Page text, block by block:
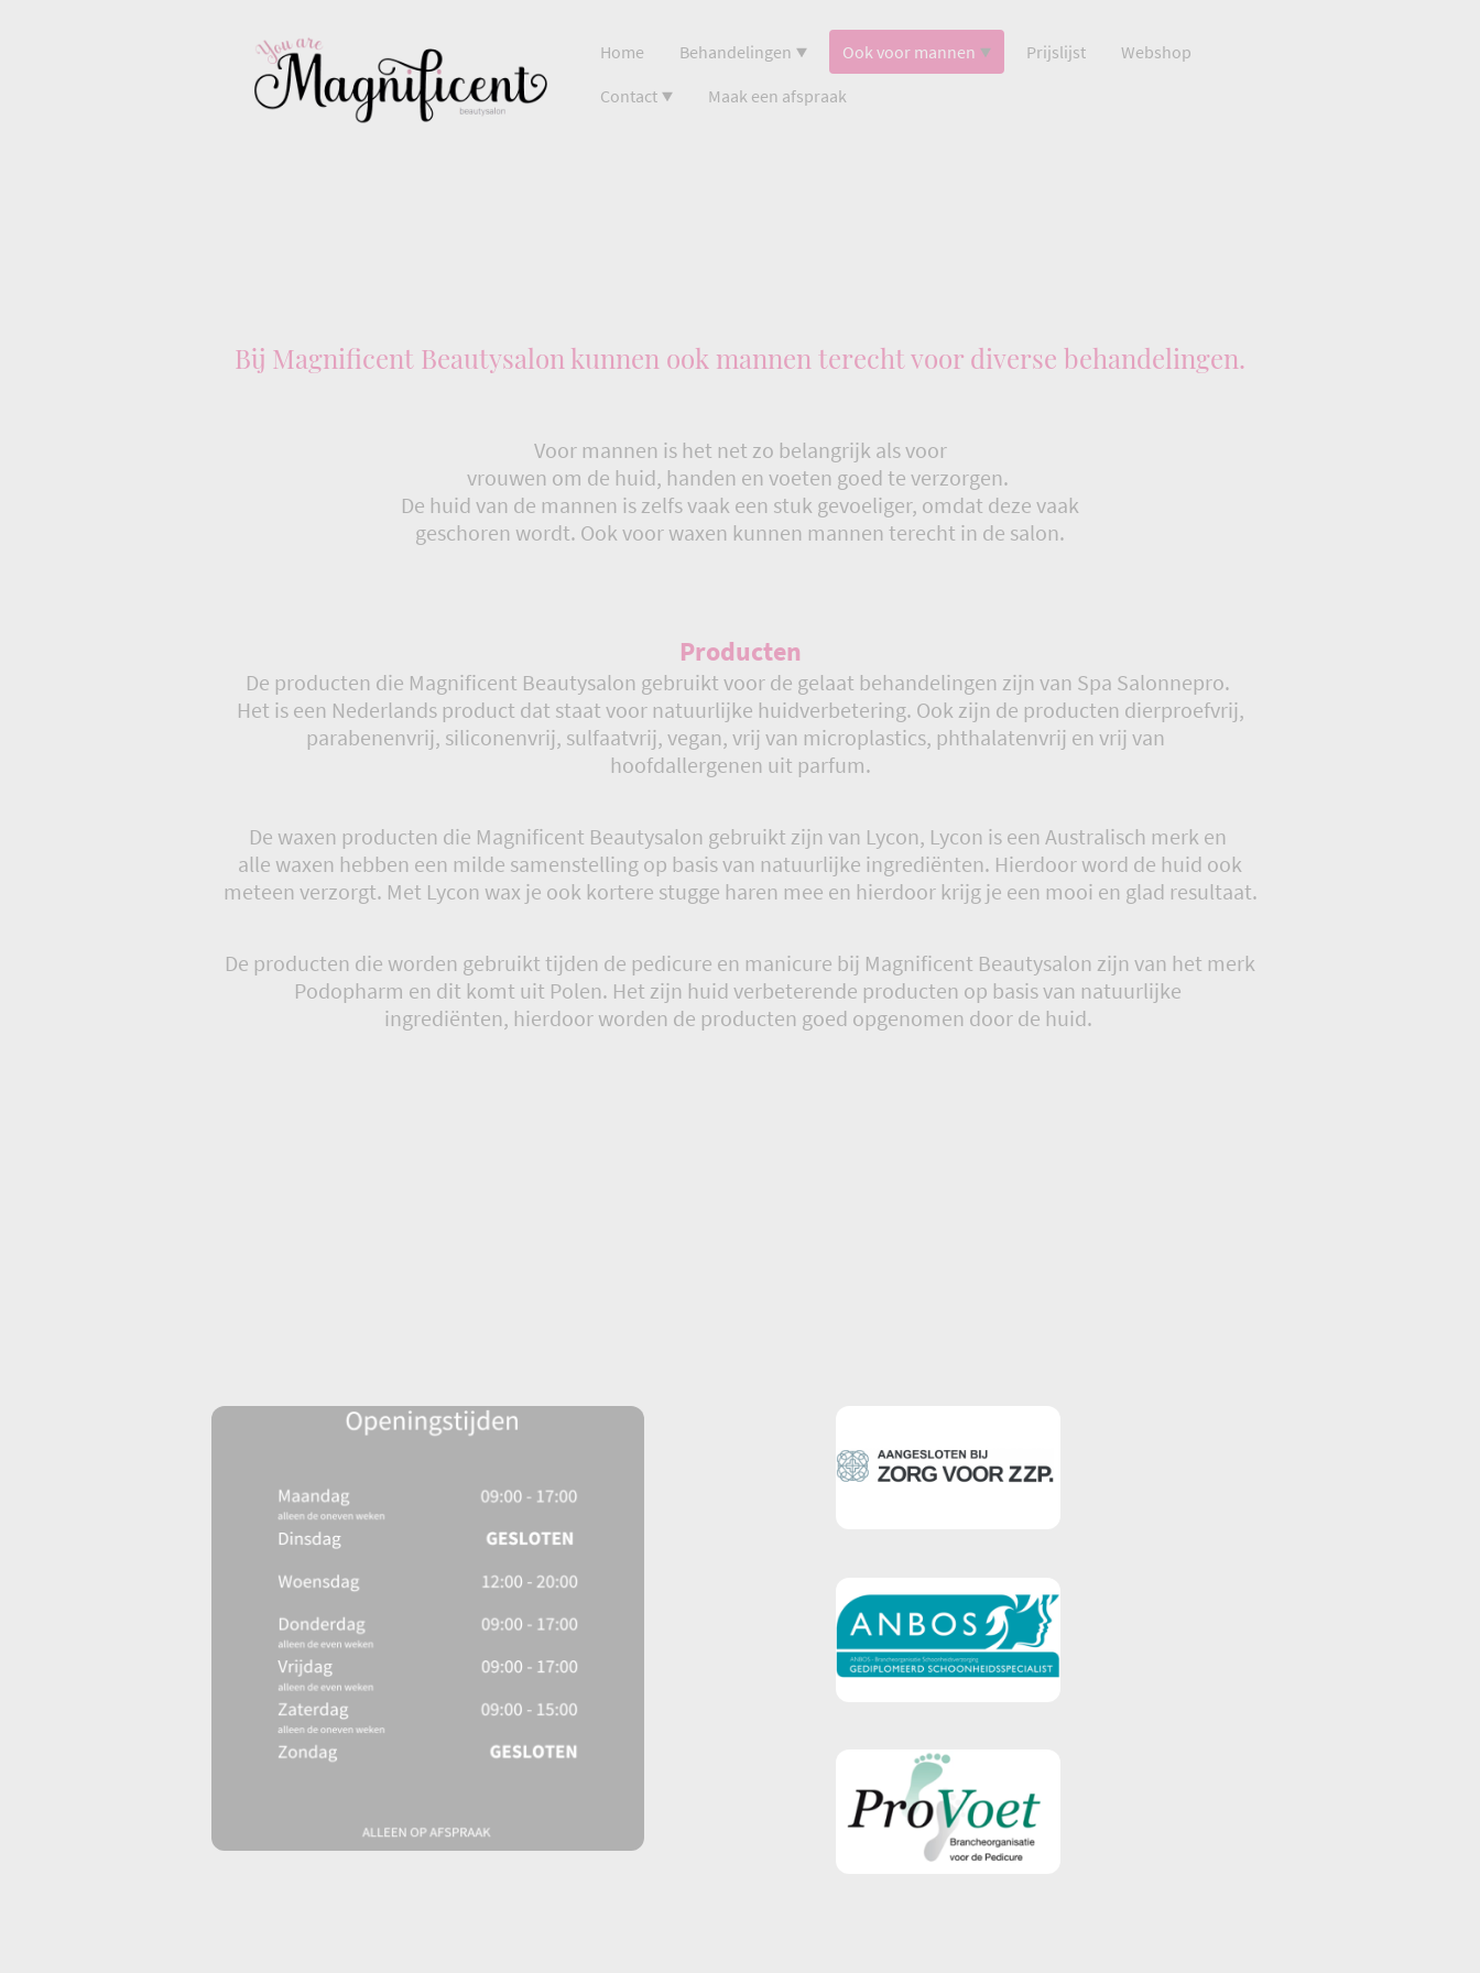
Home Behandelingen Ook voor mannen Prijslijst
Webshop
Contact
Maak een afspraak
Bij Magnificent Beautysalon kunnen ook mannen terecht voor diverse behandelingen.
Voor mannen is het net zo belangrijk als voor
vrouwen om de huid, handen en voeten goed te verzorgen.
De huid van de mannen is zelfs vaak een stuk gevoeliger, omdat deze vaak
geschoren wordt. Ook voor waxen kunnen mannen terecht in de salon.
Producten
De producten die Magnificent Beautysalon gebruikt voor de gelaat behandelingen zijn van Spa Salonnepro.
Het is een Nederlands product dat staat voor natuurlijke huidverbetering. Ook zijn de producten dierproefvrij,
parabenenvrij, siliconenvrij, sulfaatvrij, vegan, vrij van microplastics, phthalatenvrij en vrij van
hoofdallergenen uit parfum.
De waxen producten die Magnificent Beautysalon gebruikt zijn van Lycon, Lycon is een Australisch merk en
alle waxen hebben een milde samenstelling op basis van natuurlijke ingrediënten. Hierdoor word de huid ook
meteen verzorgt. Met Lycon wax je ook kortere stugge haren mee en hierdoor krijg je een mooi en glad resultaat.
De producten die worden gebruikt tijden de pedicure en manicure bij Magnificent Beautysalon zijn van het merk
Podopharm en dit komt uit Polen. Het zijn huid verbeterende producten op basis van natuurlijke
ingrediënten, hierdoor worden de producten goed opgenomen door de huid.